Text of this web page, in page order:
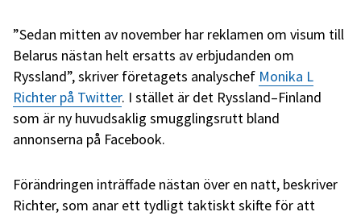
”Sedan mitten av november har reklamen om visum till
Belarus nästan helt ersatts av erbjudanden om
Ryssland”, skriver företagets analyschef Monika L
Richter på Twitter. I stället är det Ryssland–Finland
som är ny huvudsaklig smugglingsrutt bland
annonserna på Facebook.
Förändringen inträffade nästan över en natt, beskriver
Richter, som anar ett tydligt taktiskt skifte för att